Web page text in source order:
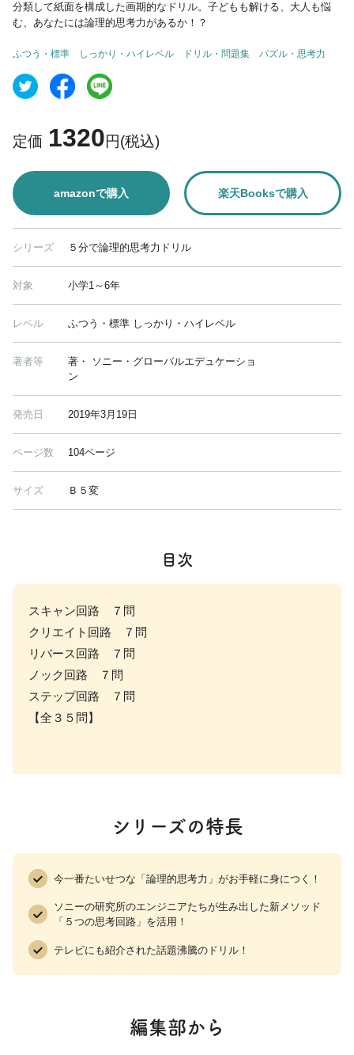
分類して紙面を構成した画期的なドリル。子どもも解ける、大人も悩
む、あなたには論理的思考力があるか！？
ふつう・標準 しっかり・ハイレベル ドリル・問題集 パズル・思考力
定価 1320円(税込)
amazonで購入 楽天Booksで購入
シリーズ ５分で論理的思考力ドリル
対象 小学1～6年
レベル ふつう・標準 しっかり・ハイレベル
著者等
著・ ソニー・グローバルエデュケーショ
ン
発売日 2019年3月19日
ページ数 104ページ
サイズ Ｂ５変
目次
スキャン回路 ７問
クリエイト回路 ７問
リバース回路 ７問
ノック回路 ７問
ステップ回路 ７問
【全３５問】
シリーズの特長
今一番たいせつな「論理的思考力」がお手軽に身につく！
ソニーの研究所のエンジニアたちが生み出した新メソッド
「５つの思考回路」を活用！
テレビにも紹介された話題沸騰のドリル！
編集部から